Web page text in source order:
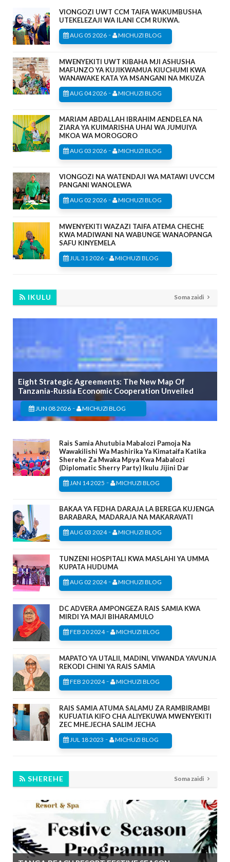
VIONGOZI UWT CCM TAIFA WAKUMBUSHA
UTEKELEZAJI WA ILANI CCM RUKWA.
AUG 05 2026 - MICHUZI BLOG
MWENYEKITI UWT KIBAHA MJI ASHUSHA
MAFUNZO YA KUJIKWAMUA KIUCHUMI KWA
WANAWAKE KATA YA MSANGANI NA MKUZA
AUG 04 2026 - MICHUZI BLOG
MARIAM ABDALLAH IBRAHIM AENDELEA NA
ZIARA YA KUIMARISHA UHAI WA JUMUIYA
MKOA WA MOROGORO
AUG 03 2026 - MICHUZI BLOG
VIONGOZI NA WATENDAJI WA MATAWI UVCCM
PANGANI WANOLEWA
AUG 02 2026 - MICHUZI BLOG
MWENYEKITI WAZAZI TAIFA ATEMA CHECHE
KWA MADIWANI NA WABUNGE WANAOPANGA
SAFU KINYEMELA
JUL 31 2026 - MICHUZI BLOG
IKULU Soma zaidi
Eight Strategic Agreements: The New Map Of
Tanzania-Russia Economic Cooperation Unveiled
JUN 08 2026 - MICHUZI BLOG
Rais Samia Ahutubia Mabalozi Pamoja Na
Wawakilishi Wa Mashirika Ya Kimataifa Katika
Sherehe Za Mwaka Mpya Kwa Mabalozi
(Diplomatic Sherry Party) Ikulu Jijini Dar
JAN 14 2025 - MICHUZI BLOG
BAKAA YA FEDHA DARAJA LA BEREGA KUJENGA
BARABARA, MADARAJA NA MAKARAVATI
AUG 03 2024- MICHUZI BLOG
TUNZENI HOSPITALI KWA MASLAHI YA UMMA
KUPATA HUDUMA
AUG 02 2024- MICHUZI BLOG
DC ADVERA AMPONGEZA RAIS SAMIA KWA
MIRDI YA MAJI BIHARAMULO
FEB 20 2024- MICHUZI BLOG
MAPATO YA UTALII, MADINI, VIWANDA YAVUNJA
REKODI CHINI YA RAIS SAMIA
FEB 20 2024- MICHUZI BLOG
RAIS SAMIA ATUMA SALAMU ZA RAMBIRAMBI
KUFUATIA KIFO CHA ALIYEKUWA MWENYEKITI
ZEC MHE.JECHA SALIM JECHA
JUL 18 2023 - MICHUZI BLOG
SHEREHE Soma zaidi